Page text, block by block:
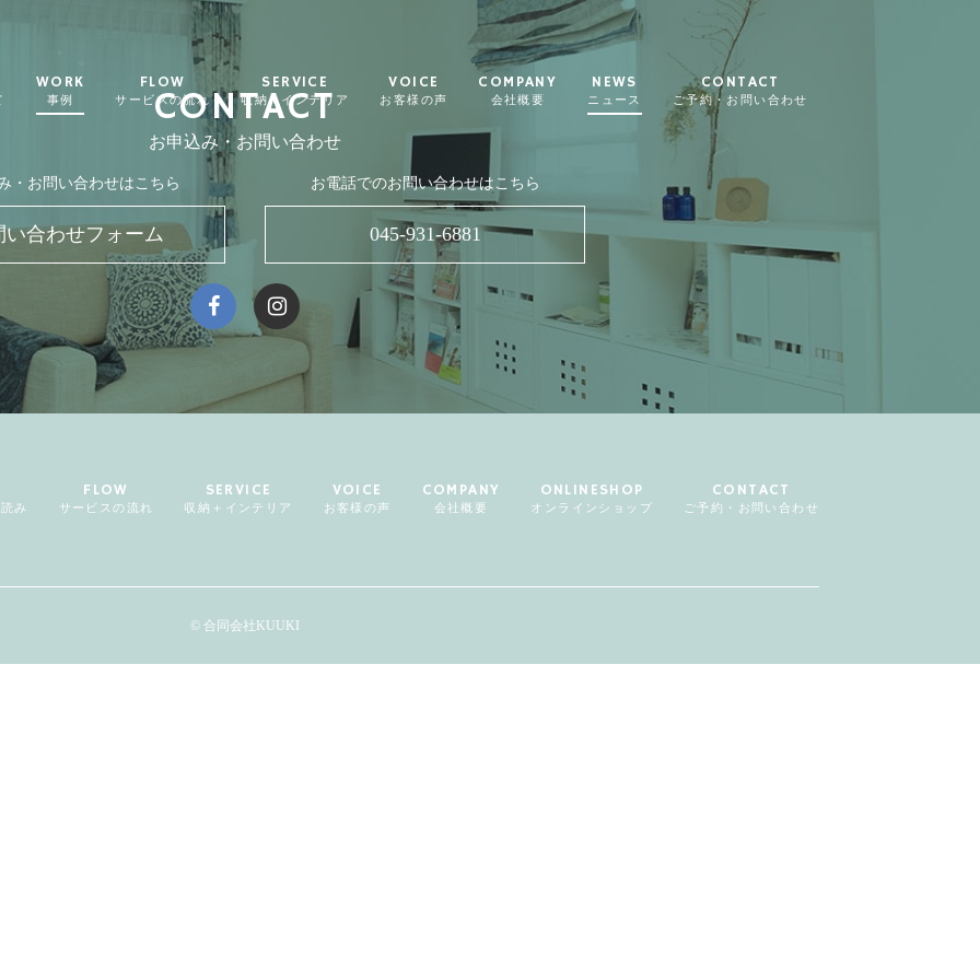
WORK
事例
FLOW
サービスの流れ
SERVICE
収納＋インテリア
VOICE
お客様の声
COMPANY
会社概要
NEWS
ニュース
CONTACT
ご予約・お問い合わせ
CONTACT
お申込み・お問い合わせ
・お問い合わせはこちら
い合わせフォーム
お電話でのお問い合わせはこちら
045-931-6881
み
FLOW
サービスの流れ
SERVICE
収納＋インテリア
VOICE
お客様の声
COMPANY
会社概要
ONLINESHOP
オンラインショップ
CONTACT
ご予約・お問い合わせ
© 合同会社KUUKI